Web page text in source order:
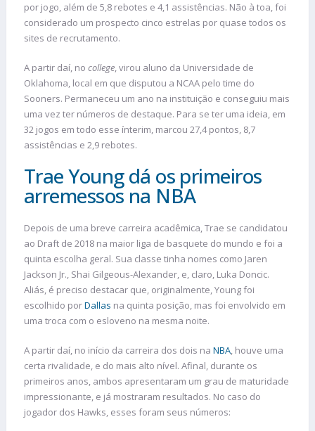
por jogo, além de 5,8 rebotes e 4,1 assistências. Não à toa, foi
considerado um prospecto cinco estrelas por quase todos os
sites de recrutamento.
A partir daí, no college, virou aluno da Universidade de
Oklahoma, local em que disputou a NCAA pelo time do
Sooners. Permaneceu um ano na instituição e conseguiu mais
uma vez ter números de destaque. Para se ter uma ideia, em
32 jogos em todo esse ínterim, marcou 27,4 pontos, 8,7
assistências e 2,9 rebotes.
Trae Young dá os primeiros
arremessos na NBA
Depois de uma breve carreira acadêmica, Trae se candidatou
ao Draft de 2018 na maior liga de basquete do mundo e foi a
quinta escolha geral. Sua classe tinha nomes como Jaren
Jackson Jr., Shai Gilgeous-Alexander, e, claro, Luka Doncic.
Aliás, é preciso destacar que, originalmente, Young foi
escolhido porDallas na quinta posição, mas foi envolvido em
uma troca com o esloveno na mesma noite.
A partir daí, no início da carreira dos dois na NBA, houve uma
certa rivalidade, e do mais alto nível. Afinal, durante os
primeiros anos, ambos apresentaram um grau de maturidade
impressionante, e já mostraram resultados. No caso do
jogador dos Hawks, esses foram seus números: